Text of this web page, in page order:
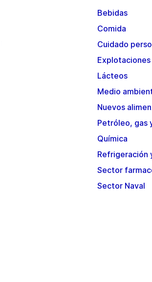
Bebidas
Comida
Cuidado
Lácteos
Medio
Nuevos
Petróleo, gas
Química
Refrigeración
Sector
Sector Naval